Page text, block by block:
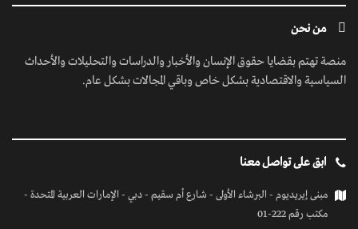
من نحن
منصة تهتم بقضايا حقوق الإنسان والأخبار والدراسات والتحليلات والأحداث
السياسية والاقتصادية بشكل خاص وباقي المجالات بشكل عام.
ابق على تواصل معنا
مبنى إيريديوم - البرشاء الأولى - شارع أم سقيم - دبي - الإمارات العربية المتحدة -
مكتب رقم 222-01